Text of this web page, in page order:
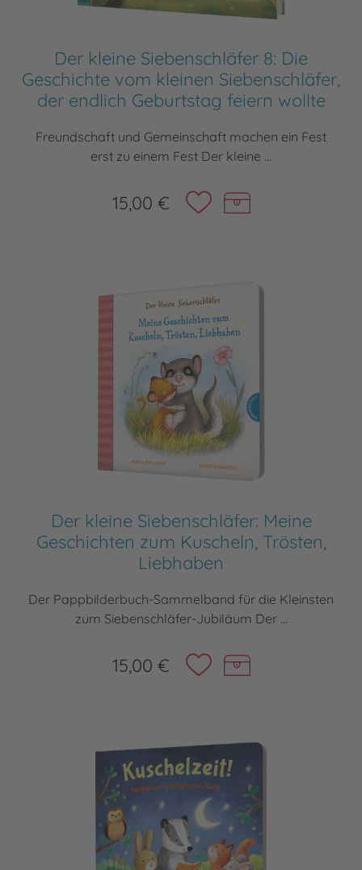
Der kleine Siebenschläfer 8: Die
Geschichte vom kleinen Siebenschläfer,
der endlich Geburtstag feiern wollte
Freundschaft und Gemeinschaft machen ein Fest
erst zu einem Fest Der kleine ...
15,00 €
Der kleine Siebenschläfer: Meine
Geschichten zum Kuscheln, Trösten,
Liebhaben
Der Pappbilderbuch-Sammelband für die Kleinsten
zum Siebenschläfer-Jubiläum Der ...
15,00 €